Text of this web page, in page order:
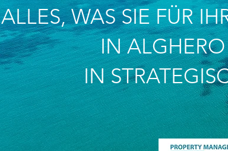
ALLES, WAS SIE FÜR
IN
IN